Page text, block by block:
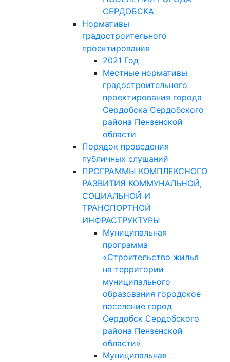
СЕРДОБСКА
Нормативы
градостроительного
проектирования
2021 Год
Местные нормативы
градостроительного
проектирования города
Сердобска Сердобского
района Пензенской
области
Порядок проведения
публичных слушаний
ПРОГРАММЫ КОМПЛЕКСНОГО
РАЗВИТИЯ КОММУНАЛЬНОЙ,
СОЦИАЛЬНОЙ И
ТРАНСПОРТНОЙ
ИНФРАСТРУКТУРЫ
Муниципальная
программа
«Строительство жилья
на территории
муниципального
образования городское
поселение город
Сердобск Сердобского
района Пензенской
области»
Муниципальная